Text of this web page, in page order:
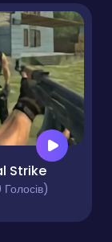
Strike